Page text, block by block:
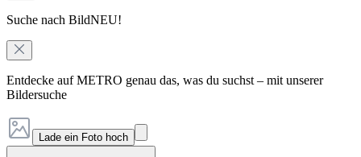
Suche nach BildNEU!
Entdecke auf METRO genau das, was du suchst – mit unserer
Bildersuche
Lade ein Foto hoch